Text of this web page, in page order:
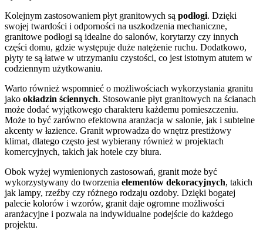
Kolejnym zastosowaniem płyt granitowych są podłogi. Dzięki
swojej twardości i odporności na uszkodzenia mechaniczne,
granitowe podłogi są idealne do salonów, korytarzy czy innych
części domu, gdzie występuje duże natężenie ruchu. Dodatkowo,
płyty te są łatwe w utrzymaniu czystości, co jest istotnym atutem w
codziennym użytkowaniu.
Warto również wspomnieć o możliwościach wykorzystania granitu
jako okładzin ściennych. Stosowanie płyt granitowych na ścianach
może dodać wyjątkowego charakteru każdemu pomieszczeniu.
Może to być zarówno efektowna aranżacja w salonie, jak i subtelne
akcenty w łazience. Granit wprowadza do wnętrz prestiżowy
klimat, dlatego często jest wybierany również w projektach
komercyjnych, takich jak hotele czy biura.
Obok wyżej wymienionych zastosowań, granit może być
wykorzystywany do tworzenia elementów dekoracyjnych, takich
jak lampy, rzeźby czy różnego rodzaju ozdoby. Dzięki bogatej
palecie kolorów i wzorów, granit daje ogromne możliwości
aranżacyjne i pozwala na indywidualne podejście do każdego
projektu.